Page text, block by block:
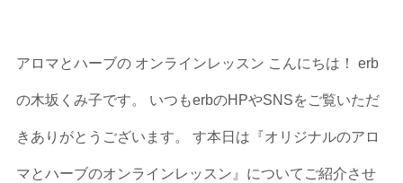
アロマとハーブの オンラインレッスン こんにちは！ erb
の木坂くみ子です。 いつもerbのHPやSNSをご覧いただ
きありがとうございます。 す本日は『オリジナルのアロ
マとハーブのオンラインレッスン』についてご紹介させ